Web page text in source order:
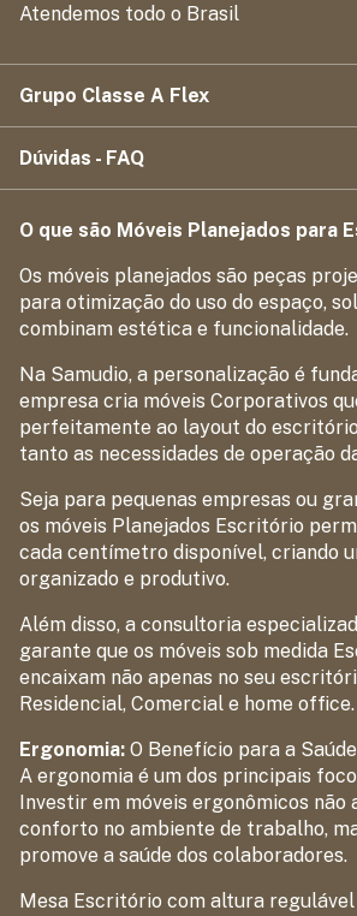
Atendemos todo o Brasil
Grupo Classe A Flex
Dúvidas - FAQ
O que são Móveis Planejados para
Os móveis planejados são peças
para otimização do uso do espaço,
combinam estética e funcionalidade.
Na Samudio, a personalização é
empresa cria móveis Corporativos
perfeitamente ao layout do
tanto as necessidades de operação
Seja para pequenas empresas ou
os móveis Planejados Escritório
cada centímetro disponível, criando
organizado e produtivo.
Além disso, a consultoria
garante que os móveis sob medida
encaixam não apenas no seu
Residencial, Comercial e home office.
Ergonomia: O Benefício para a
A ergonomia é um dos principais
Investir em móveis ergonômicos não
conforto no ambiente de trabalho,
promove a saúde dos colaboradores.
Mesa Escritório com altura regulável